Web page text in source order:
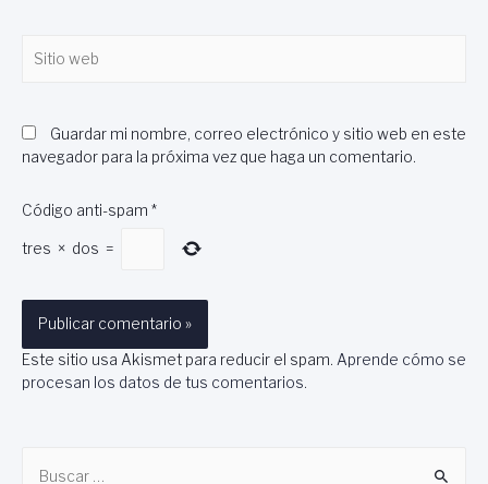
web
Guardar mi nombre, correo electrónico y sitio web en este
navegador para la próxima vez que haga un comentario.
Código anti-spam *
tres × dos =
Este sitio usa Akismet para reducir el spam. Aprende cómo se
procesan los datos de tus comentarios.